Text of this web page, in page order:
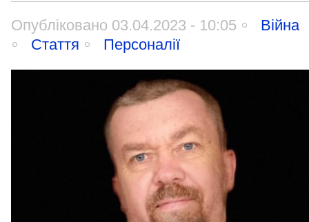
Опубліковано 03.04.2023 - 10:05
Війна
Стаття
Персоналії